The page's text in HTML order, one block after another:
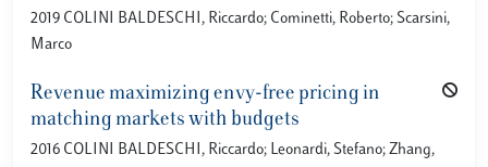
2019 COLINI BALDESCHI, Riccardo; Cominetti, Roberto; Scarsini,
Marco
Revenue maximizing envy-free pricing in
matching markets with budgets
2016 COLINI BALDESCHI, Riccardo; Leonardi, Stefano; Zhang,